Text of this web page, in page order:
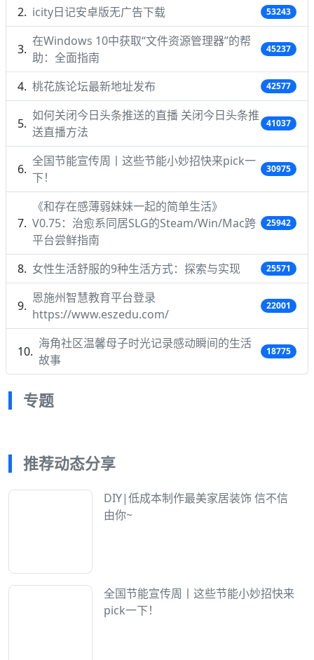
icity日记安卓版无广告下载 53243
在Windows 10中获取“文件资源管理器”的帮
助：全面指南
45237
桃花族论坛最新地址发布 42577
如何关闭今日头条推送的直播 关闭今日头条推
送直播方法
41037
全国节能宣传周丨这些节能小妙招快来pick一
下！
30975
《和存在感薄弱妹妹一起的简单生活》
V0.75：治愈系同居SLG的Steam/Win/Mac跨
平台尝鲜指南
25942
女性生活舒服的9种生活方式：探索与实现 25571
恩施州智慧教育平台登录
https://www.eszedu.com/
22001
海角社区温馨母子时光记录感动瞬间的生活
故事
18775
专题
推荐动态分享
DIY|低成本制作最美家居装饰 信不信
由你~
全国节能宣传周丨这些节能小妙招快来
pick一下！